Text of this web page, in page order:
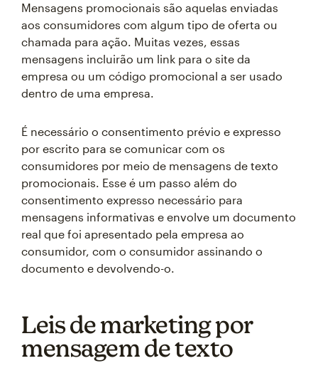
Mensagens promocionais são aquelas enviadas
aos consumidores com algum tipo de oferta ou
chamada para ação. Muitas vezes, essas
mensagens incluirão um link para o site da
empresa ou um código promocional a ser usado
dentro de uma empresa.
É necessário o consentimento prévio e expresso
por escrito para se comunicar com os
consumidores por meio de mensagens de texto
promocionais. Esse é um passo além do
consentimento expresso necessário para
mensagens informativas e envolve um documento
real que foi apresentado pela empresa ao
consumidor, com o consumidor assinando o
documento e devolvendo-o.
Leis de marketing por
mensagem de texto